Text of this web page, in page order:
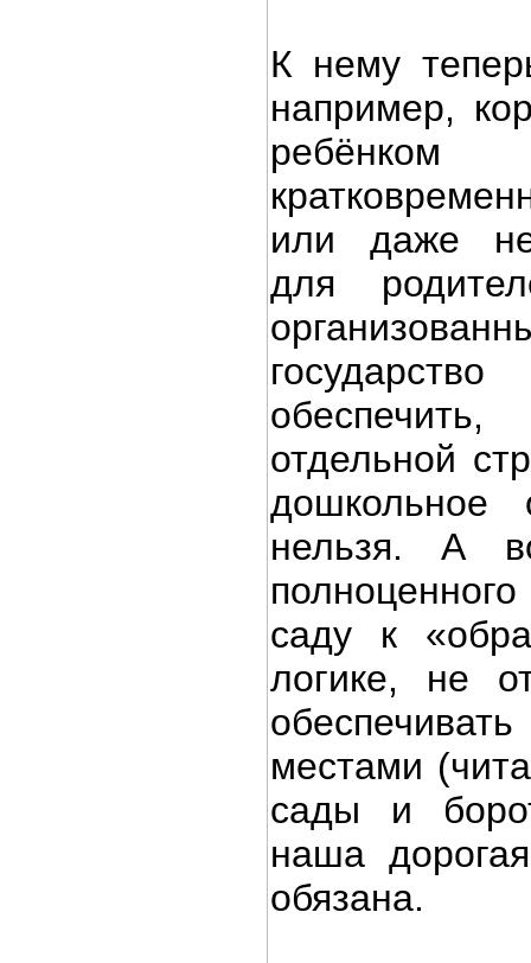
К нему
например,
или даже
для
отдельной
дошкольное
нельзя. А
саду к
логике, не
местами
сады и
наша
обязана.